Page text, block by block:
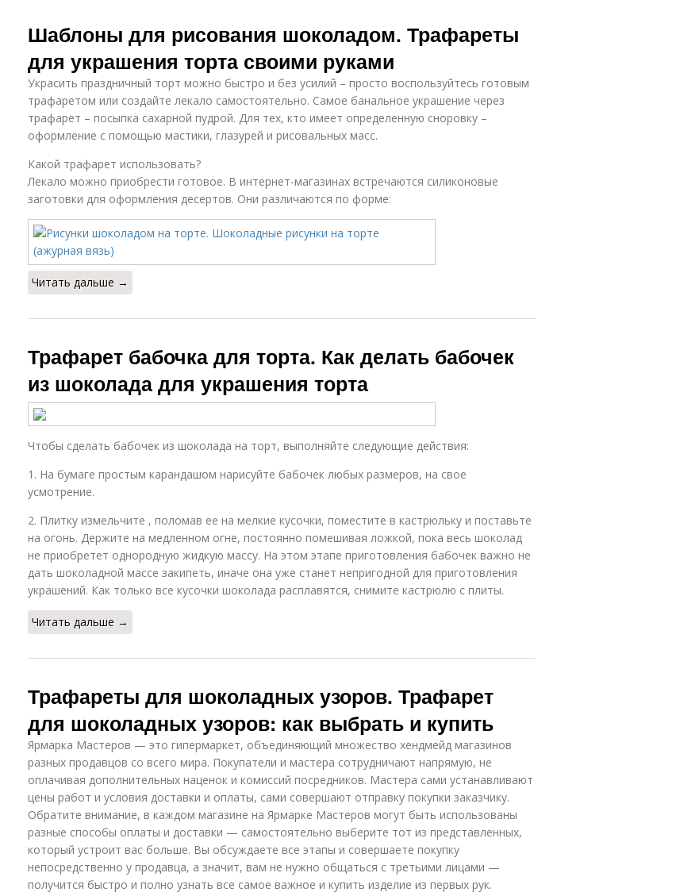
Шаблоны для рисования шоколадом. Трафареты
для украшения торта своими руками
Украсить праздничный торт можно быстро и без усилий – просто воспользуйтесь готовым
трафаретом или создайте лекало самостоятельно. Самое банальное украшение через
трафарет – посыпка сахарной пудрой. Для тех, кто имеет определенную сноровку –
оформление с помощью мастики, глазурей и рисовальных масс.
Какой трафарет использовать?
Лекало можно приобрести готовое. В интернет-магазинах встречаются силиконовые
заготовки для оформления десертов. Они различаются по форме:
Читать дальше →
Трафарет бабочка для торта. Как делать бабочек
из шоколада для украшения торта
Чтобы сделать бабочек из шоколада на торт, выполняйте следующие действия:
1. На бумаге простым карандашом нарисуйте бабочек любых размеров, на свое
усмотрение.
2. Плитку измельчите , поломав ее на мелкие кусочки, поместите в кастрюльку и поставьте
на огонь. Держите на медленном огне, постоянно помешивая ложкой, пока весь шоколад
не приобретет однородную жидкую массу. На этом этапе приготовления бабочек важно не
дать шоколадной массе закипеть, иначе она уже станет непригодной для приготовления
украшений. Как только все кусочки шоколада расплавятся, снимите кастрюлю с плиты.
Читать дальше →
Трафареты для шоколадных узоров. Трафарет
для шоколадных узоров: как выбрать и купить
Ярмарка Мастеров — это гипермаркет, объединяющий множество хендмейд магазинов
разных продавцов со всего мира. Покупатели и мастера сотрудничают напрямую, не
оплачивая дополнительных наценок и комиссий посредников. Мастера сами устанавливают
цены работ и условия доставки и оплаты, сами совершают отправку покупки заказчику.
Обратите внимание, в каждом магазине на Ярмарке Мастеров могут быть использованы
разные способы оплаты и доставки — самостоятельно выберите тот из представленных,
который устроит вас больше. Вы обсуждаете все этапы и совершаете покупку
непосредственно у продавца, а значит, вам не нужно общаться с третьими лицами —
получится быстро и полно узнать все самое важное и купить изделие из первых рук.